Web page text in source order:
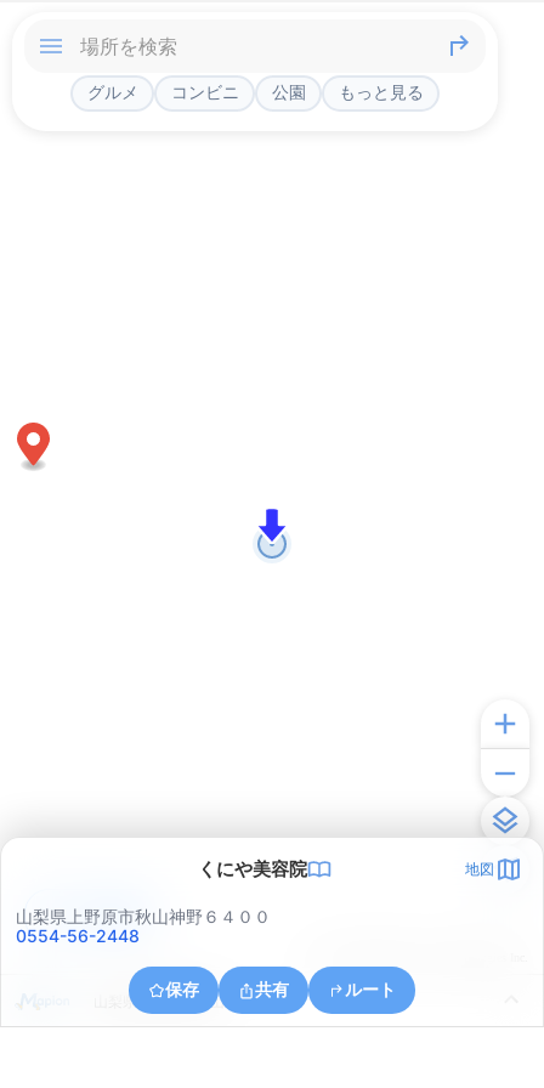
グルメ コンビニ 公園 もっと見る
くにや美容院 地図
山梨県上野原市秋山神野６４００
0554-56-2448
保存 共有 ルート
山梨県上野原市秋山
アプリで見る